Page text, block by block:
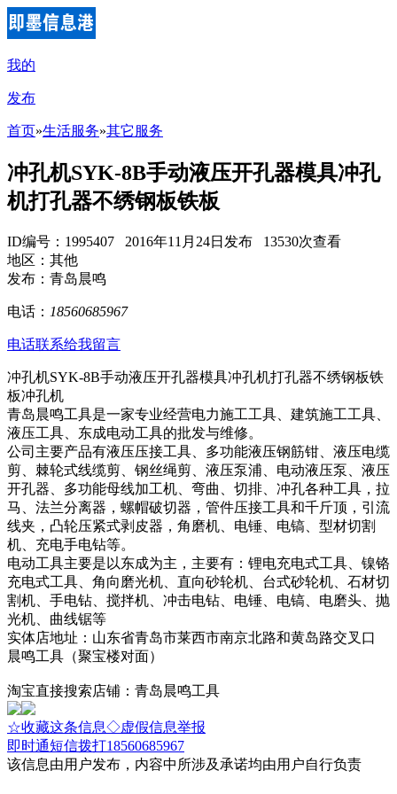
我的
发布
首页»生活服务»其它服务
冲孔机SYK-8B手动液压开孔器模具冲孔
机打孔器不绣钢板铁板
ID编号：1995407 2016年11月24日发布 13530次查看
地区：其他
发布：青岛晨鸣
电话： 18560685967
电话联系给我留言
冲孔机SYK-8B手动液压开孔器模具冲孔机打孔器不绣钢板铁
板冲孔机
青岛晨鸣工具是一家专业经营电力施工工具、建筑施工工具、
液压工具、东成电动工具的批发与维修。
公司主要产品有液压压接工具、多功能液压钢筋钳、液压电缆
剪、棘轮式线缆剪、钢丝绳剪、液压泵浦、电动液压泵、液压
开孔器、多功能母线加工机、弯曲、切排、冲孔各种工具，拉
马、法兰分离器，螺帽破切器，管件压接工具和千斤顶，引流
线夹，凸轮压紧式剥皮器，角磨机、电锤、电镐、型材切割
机、充电手电钻等。
电动工具主要是以东成为主，主要有：锂电充电式工具、镍铬
充电式工具、角向磨光机、直向砂轮机、台式砂轮机、石材切
割机、手电钻、搅拌机、冲击电钻、电锤、电镐、电磨头、抛
光机、曲线锯等
实体店地址：山东省青岛市莱西市南京北路和黄岛路交叉口
晨鸣工具（聚宝楼对面）
淘宝直接搜索店铺：青岛晨鸣工具
☆收藏这条信息◇虚假信息举报
即时通短信拨打18560685967
该信息由用户发布，内容中所涉及承诺均由用户自行负责